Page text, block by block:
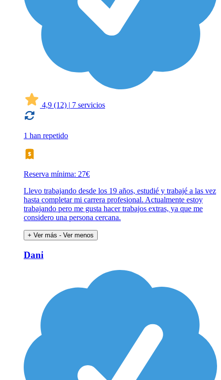
4,9 (12) | 7 servicios
1 han repetido
Reserva mínima: 27€
Llevo trabajando desde los 19 años, estudié y trabajé a las vez
hasta completar mi carrera profesional. Actualmente estoy
trabajando pero me gusta hacer trabajos extras, ya que me
considero una persona cercana.
+ Ver más - Ver menos
Dani